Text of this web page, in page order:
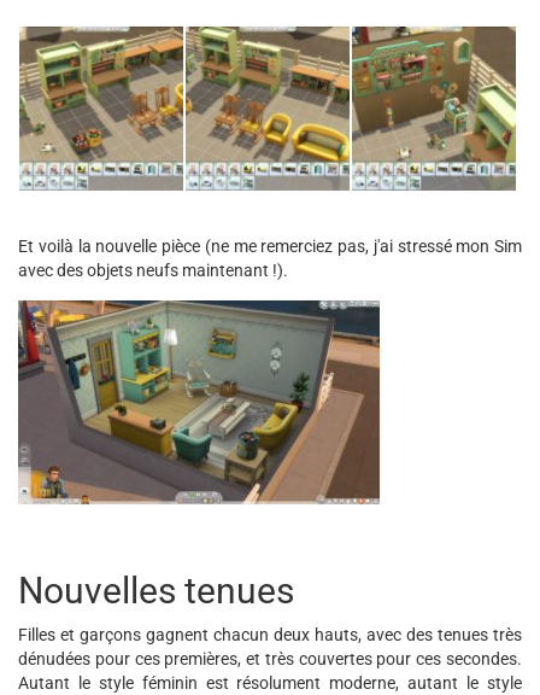
Et voilà la nouvelle pièce (ne me remerciez pas, j'ai stressé mon Sim
avec des objets neufs maintenant !).
Nouvelles tenues
Filles et garçons gagnent chacun deux hauts, avec des tenues très
dénudées pour ces premières, et très couvertes pour ces secondes.
Autant le style féminin est résolument moderne, autant le style